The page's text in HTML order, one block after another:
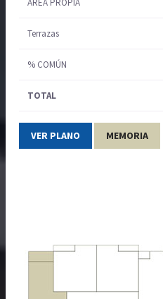
ÁREA PROPIA
Terrazas
% COMÚN
TOTAL
VER PLANO MEMORIA